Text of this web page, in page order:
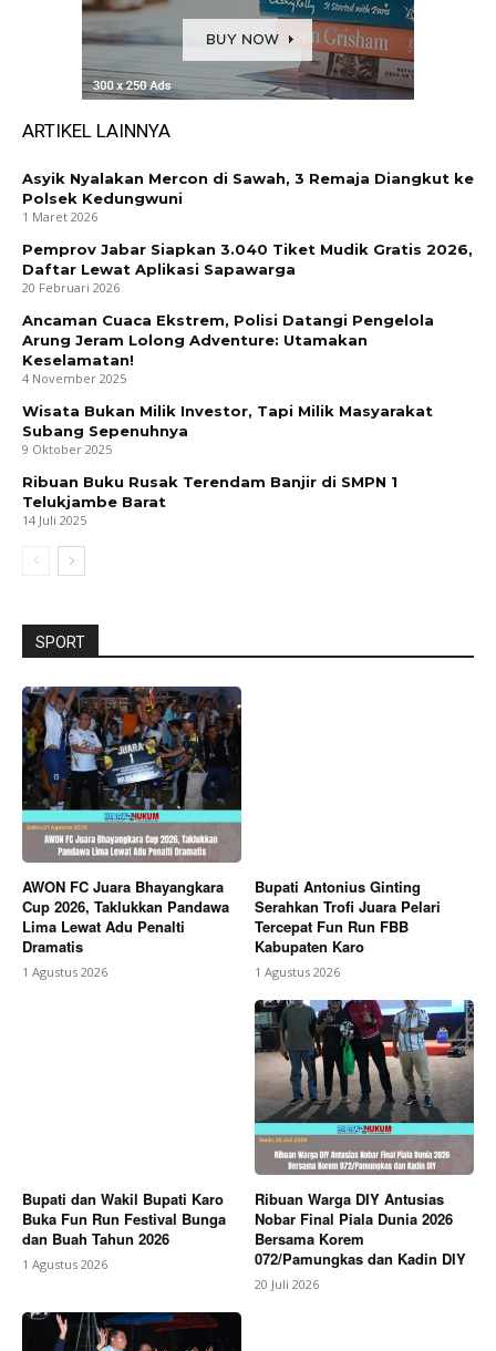
ARTIKEL LAINNYA
Asyik Nyalakan Mercon di Sawah, 3 Remaja Diangkut ke
Polsek Kedungwuni
1 Maret 2026
Pemprov Jabar Siapkan 3.040 Tiket Mudik Gratis 2026,
Daftar Lewat Aplikasi Sapawarga
20 Februari 2026
Ancaman Cuaca Ekstrem, Polisi Datangi Pengelola
Arung Jeram Lolong Adventure: Utamakan
Keselamatan!
4 November 2025
Wisata Bukan Milik Investor, Tapi Milik Masyarakat
Subang Sepenuhnya
9 Oktober 2025
Ribuan Buku Rusak Terendam Banjir di SMPN 1
Telukjambe Barat
14 Juli 2025
SPORT
AWON FC Juara Bhayangkara
Cup 2026, Taklukkan Pandawa
Lima Lewat Adu Penalti
Dramatis
1 Agustus 2026
Bupati Antonius Ginting
Serahkan Trofi Juara Pelari
Tercepat Fun Run FBB
Kabupaten Karo
1 Agustus 2026
Bupati dan Wakil Bupati Karo
Buka Fun Run Festival Bunga
dan Buah Tahun 2026
1 Agustus 2026
Ribuan Warga DIY Antusias
Nobar Final Piala Dunia 2026
Bersama Korem
072/Pamungkas dan Kadin DIY
20 Juli 2026